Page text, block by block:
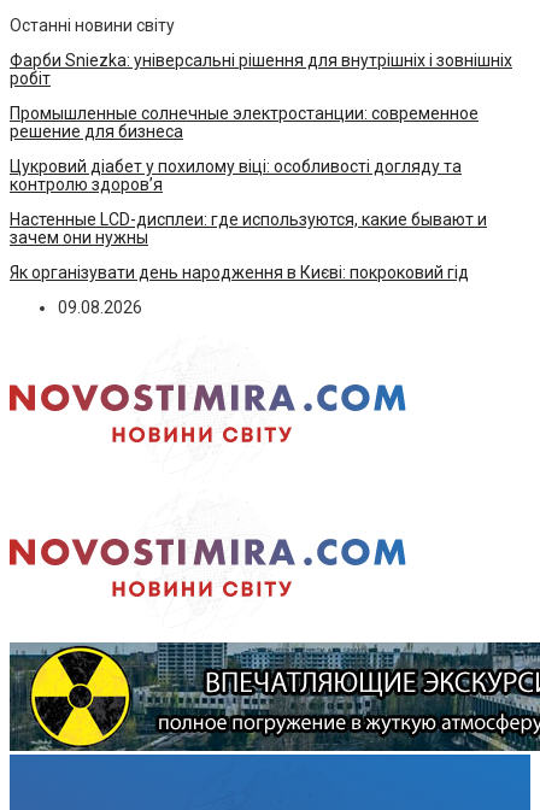
Останні новини світу
Фарби Sniezka: універсальні рішення для внутрішніх і зовнішніх
робіт
Промышленные солнечные электростанции: современное
решение для бизнеса
Цукровий діабет у похилому віці: особливості догляду та
контролю здоров’я
Настенные LCD-дисплеи: где используются, какие бывают и
зачем они нужны
Як організувати день народження в Києві: покроковий гід
09.08.2026